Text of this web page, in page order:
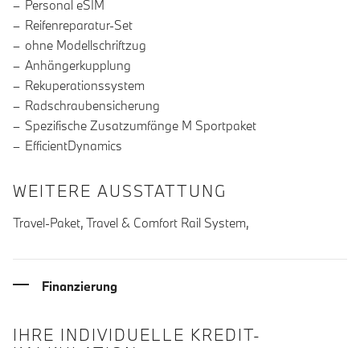
Personal eSIM
Reifenreparatur-Set
ohne Modellschriftzug
Anhängerkupplung
Rekuperationssystem
Radschraubensicherung
Spezifische Zusatzumfänge M Sportpaket
EfficientDynamics
WEITERE AUSSTATTUNG
Travel-Paket, Travel & Comfort Rail System,
Finanzierung
IHRE INDIVIDUELLE KREDIT-